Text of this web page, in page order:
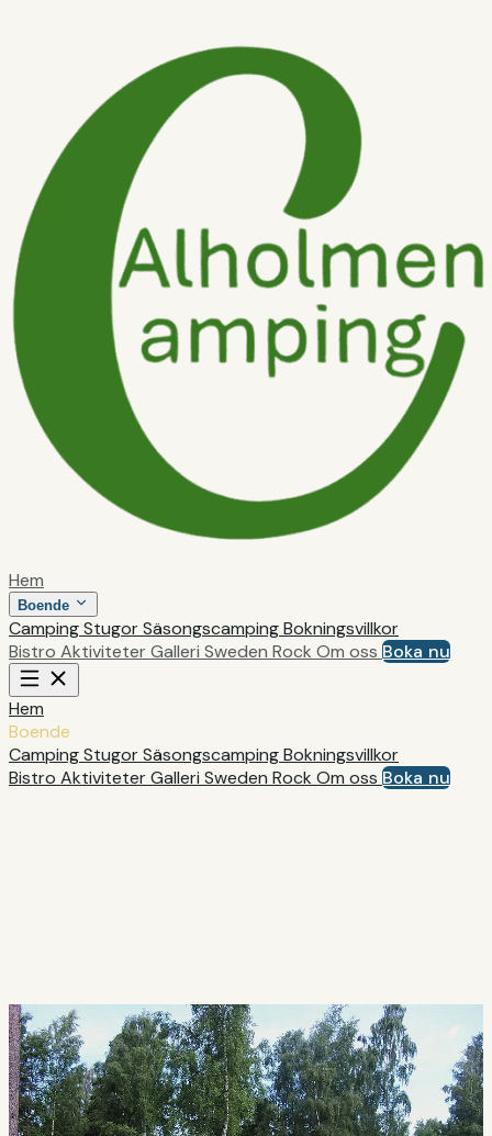
Hem
Boende
CampingStugorSäsongscampingBokningsvillkor
Bistro Aktiviteter Galleri Sweden Rock Om oss Boka nu
Hem
Boende
CampingStugorSäsongscampingBokningsvillkor
Bistro AktiviteterGalleri Sweden RockOm oss Boka nu